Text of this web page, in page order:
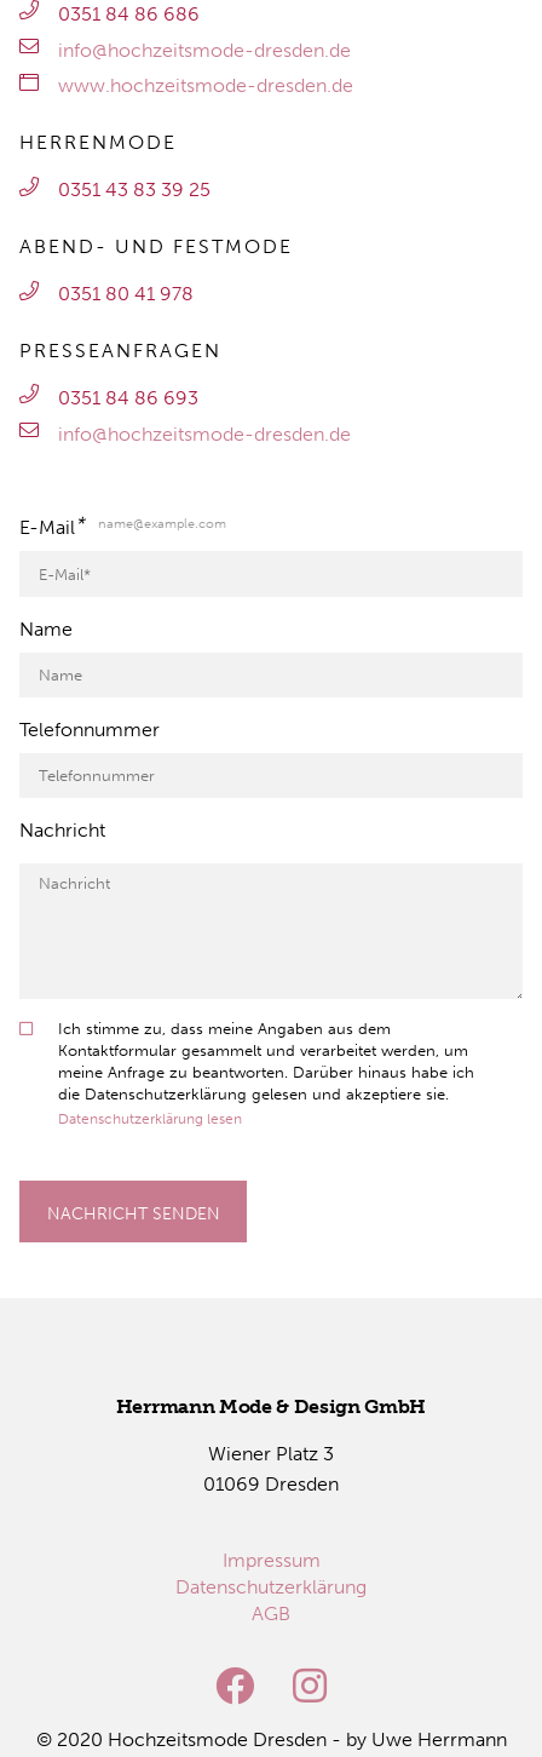
0351 84 86 686
info@hochzeitsmode-dresden.de
www.hochzeitsmode-dresden.de
HERRENMODE
0351 43 83 39 25
ABEND- UND FESTMODE
0351 80 41 978
PRESSEANFRAGEN
0351 84 86 693
info@hochzeitsmode-dresden.de
E-Mail* name@example.com
Name
Telefonnummer
Nachricht
Ich stimme zu, dass meine Angaben aus dem
Kontaktformular gesammelt und verarbeitet werden, um
meine Anfrage zu beantworten. Darüber hinaus habe ich
die Datenschutzerklärung gelesen und akzeptiere sie.
Datenschutzerklärung lesen
NACHRICHT SENDEN
Herr­mann Mode & De­sign GmbH
Wie­ner Platz 3
01069 Dres­den
Impressum
Datenschutzerklärung
AGB
© 2020 Hoch­zeits­mo­de Dres­den - by Uwe Herr­mann